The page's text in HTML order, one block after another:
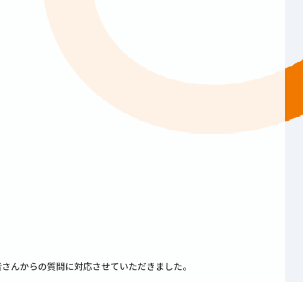
んからの質問に対応させていただきました。